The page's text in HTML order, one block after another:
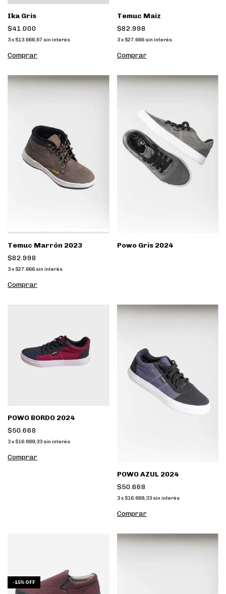
Ika Gris
$41.000
3x $13.666,67 sin interés
Comprar
Temuc Maiz
$82.998
3 x $27.666 sin interés
Comprar
Temuc Marrón 2023
$82.998
3x $27.666 sin interés
Comprar
Powo Gris 2024
POWO BORDO 2024
$50.668
3x $16.889,33 sin interés
Comprar
POWO AZUL 2024
$50.668
3 x $16.889,33 sin interés
Comprar
-15% OFF